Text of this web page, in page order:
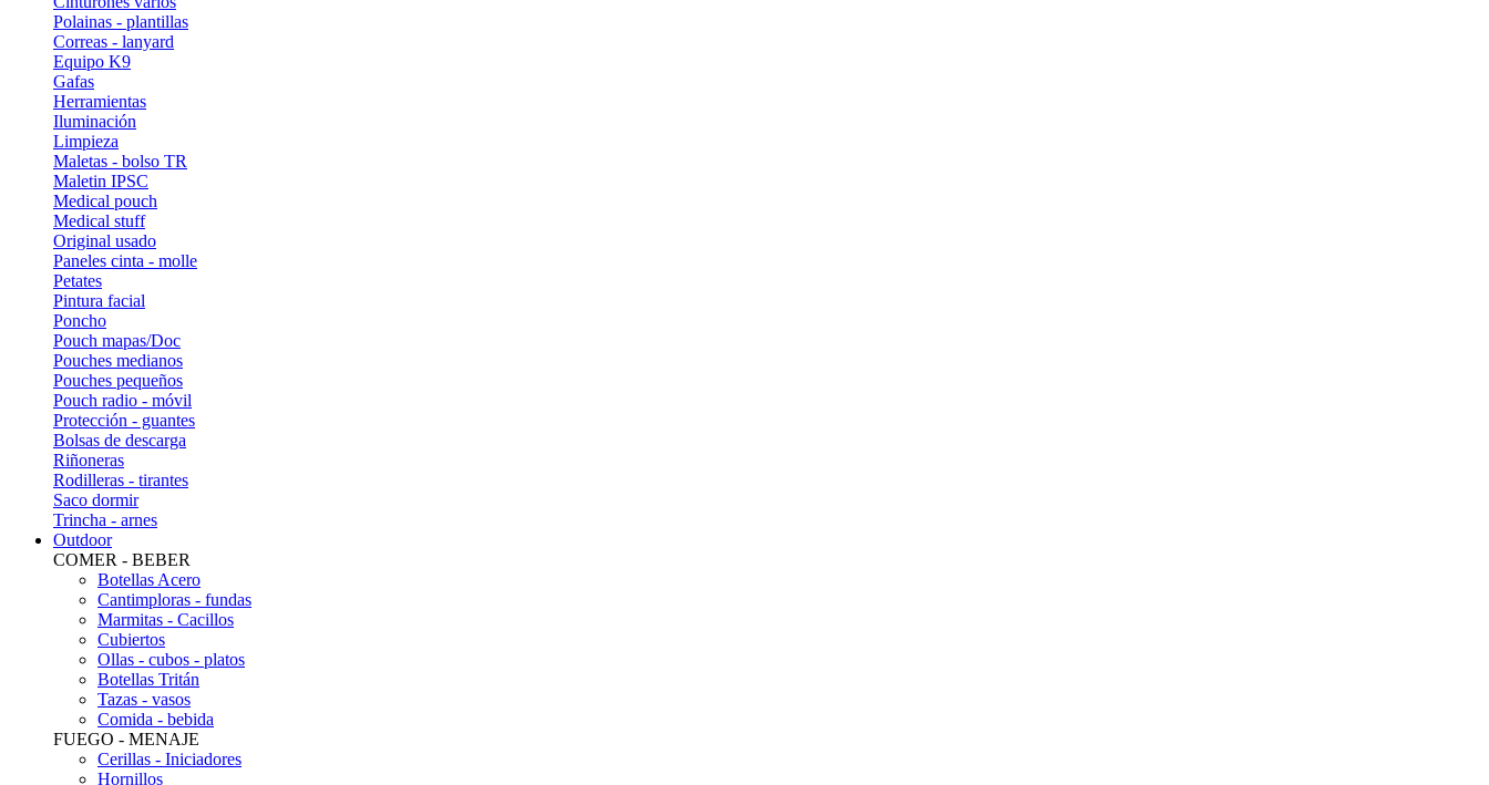
Polainas - plantillas
Correas - lanyard
Equipo K9
Gafas
Herramientas
Iluminación
Limpieza
Maletas - bolso TR
Maletin IPSC
Medical pouch
Medical stuff
Original usado
Paneles cinta - molle
Petates
Pintura facial
Poncho
Pouch mapas/Doc
Pouches medianos
Pouches pequeños
Pouch radio - móvil
Protección - guantes
Bolsas de descarga
Riñoneras
Rodilleras - tirantes
Saco dormir
Trincha - arnes
Outdoor
COMER - BEBER
Botellas Acero
Cantimploras - fundas
Marmitas - Cacillos
Cubiertos
Ollas - cubos - platos
Botellas Tritán
Tazas - vasos
Comida - bebida
FUEGO - MENAJE
Cerillas - Iniciadores
Hornillos